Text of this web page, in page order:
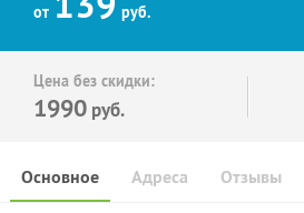
от руб.
Цена без скидки:
1990 руб.
Основное Отзывы
Адреса